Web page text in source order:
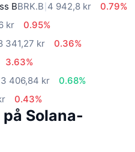
BBRK.B 4 942,8 kr
0.79%
kr
0.95%
341,27 kr
0.36%
3.63%
3 406,84 kr
0.68%
0.43%
Solana-